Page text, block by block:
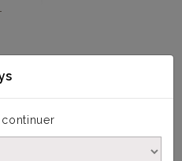
DANS LA MÊME